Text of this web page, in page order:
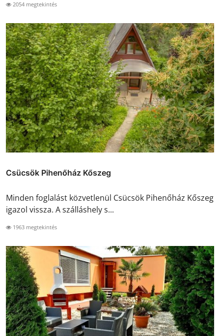
2054 megtekintés
Csücsök Pihenőház Kőszeg
Minden foglalást közvetlenül Csücsök Pihenőház Kőszeg
igazol vissza. A szálláshely s...
1963 megtekintés